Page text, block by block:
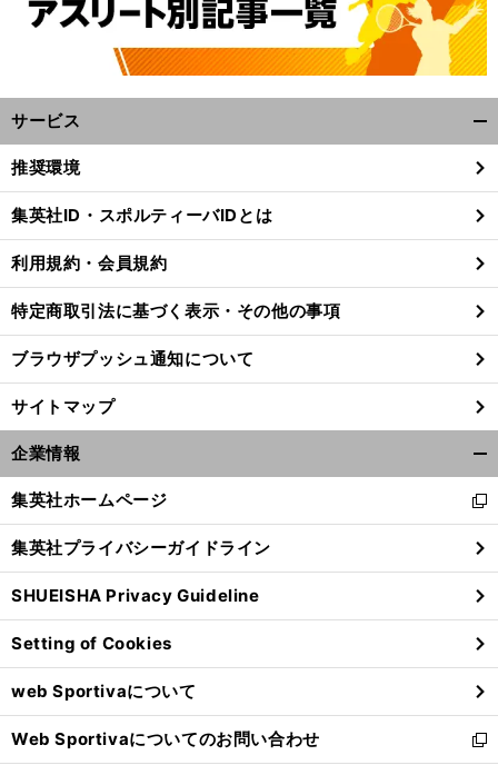
サービス
閉
る
推奨環境
集英社ID・スポルティーバIDとは
利用規約・会員規約
特定商取引法に基づく表示・その他の事項
ブラウザプッシュ通知について
サイトマップ
企業情報
閉
る
集英社ホームページ
新
し
い
ウ
ィ
ン
ド
ウ
で
開
く
集英社プライバシーガイドライン
SHUEISHA Privacy Guideline
Setting of Cookies
web Sportivaについて
Web Sportivaについてのお問い合わせ
新
し